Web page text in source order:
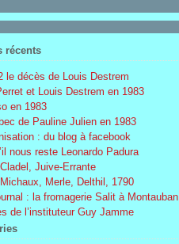
récents
le décès de Louis Destrem
et Louis Destrem en 1983
en 1983
de Pauline Julien en 1983
: du blog à facebook
nous reste Leonardo Padura
Juive-Errante
Merle, Delthil, 1790
: la fromagerie Salit à Montauban
de l’instituteur Guy Jamme